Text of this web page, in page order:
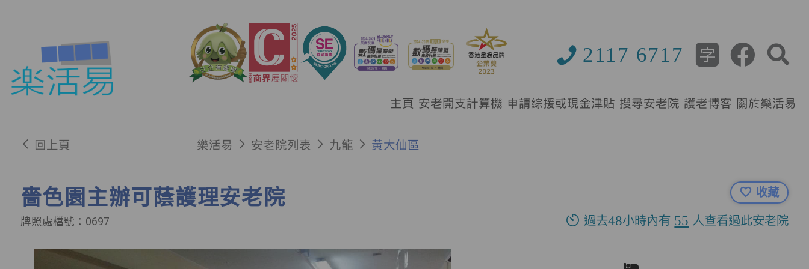
2117 6717
主頁 安老開支計算機 申請綜援或現金津貼 搜尋安老院 護老博客 關於樂活易
回上頁 樂活易 安老院列表 九龍 黃大仙區
嗇色園主辦可蔭護理安老院
牌照處檔號：0697
收藏
過去48小時內有 55 人查看過此安老院